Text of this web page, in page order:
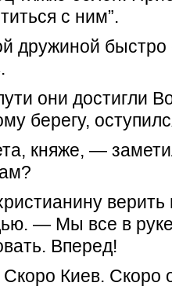
с ним”.
дружиной быстро
они достигли
берегу,
княже, —
— Мы все в
Вперед!
Киев. Скоро